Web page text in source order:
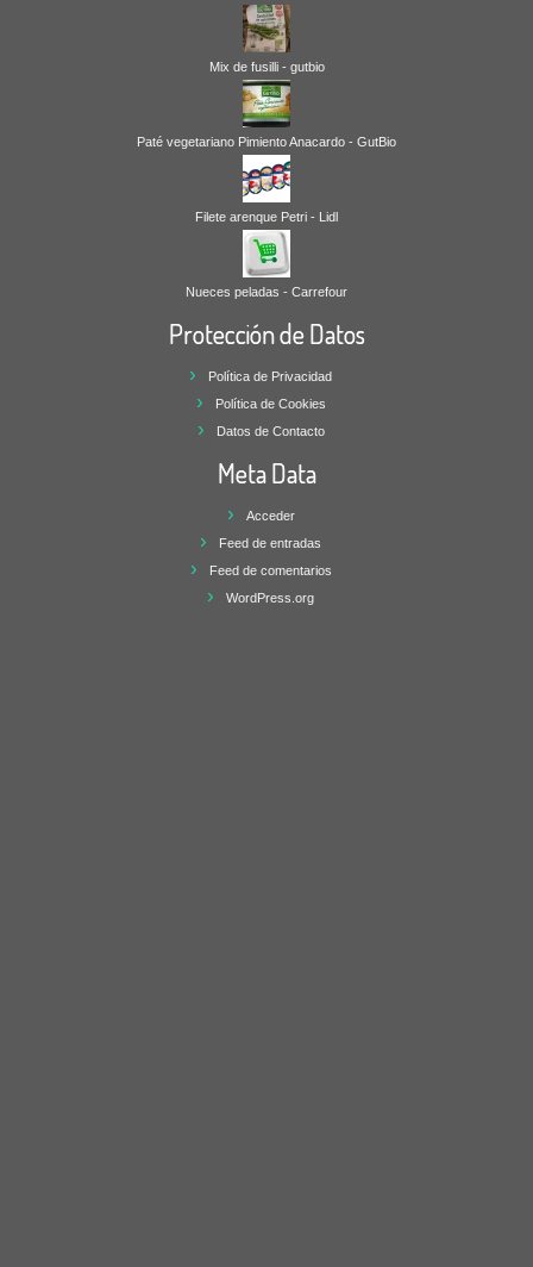
Mix de fusilli - gutbio
Paté vegetariano Pimiento Anacardo - GutBio
Filete arenque Petri - Lidl
Nueces peladas - Carrefour
Protección de Datos
Política de Privacidad
Política de Cookies
Datos de Contacto
Meta Data
Acceder
Feed de entradas
Feed de comentarios
WordPress.org